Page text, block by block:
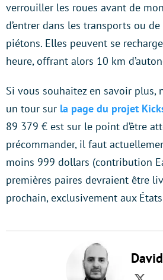
verrouiller les roues avant de
d’entrer dans les transports ou
piétons. Elles peuvent se
heure, offrant alors 10 km
Si vous souhaitez en savoir plus,
un tour sur la page du projet
89 379 € est sur le point d’être
précommander, il faut
moins 999 dollars (contribution
premières paires devraient être
prochain, exclusivement aux